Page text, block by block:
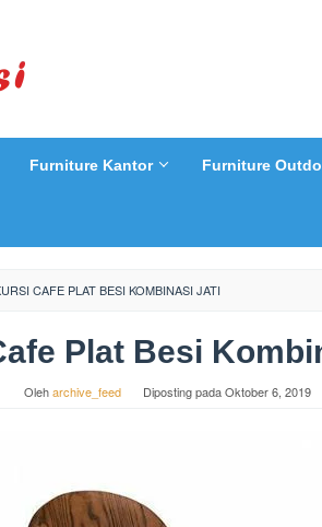
Furniture Kantor Furniture
CAFE PLAT BESI KOMBINASI JATI
Plat Besi
Oleharchive_feed Diposting padaOktober 6, 2019